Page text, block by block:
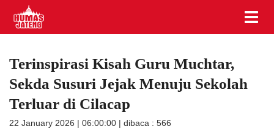
Terinspirasi Kisah Guru Muchtar,
Sekda Susuri Jejak Menuju Sekolah
Terluar di Cilacap
22 January 2026 | 06:00:00 | dibaca : 566